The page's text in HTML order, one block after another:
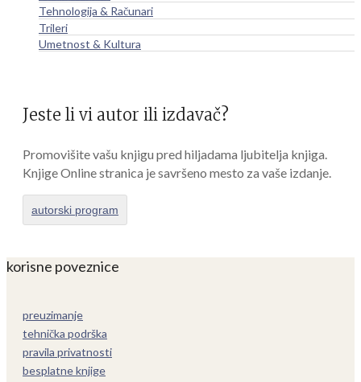
Tehnologija & Računari
Trileri
Umetnost & Kultura
Jeste li vi autor ili izdavač?
Promovišite vašu knjigu pred hiljadama ljubitelja knjiga.
Knjige Online stranica je savršeno mesto za vaše izdanje.
autorski program
korisne poveznice
preuzimanje
tehnička podrška
pravila privatnosti
besplatne knjige